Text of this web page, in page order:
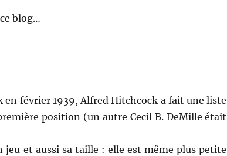
blog…
en février 1939, Alfred Hitchcock a fait une liste
position (un autre Cecil B. DeMille était
et aussi sa taille : elle est même plus petite